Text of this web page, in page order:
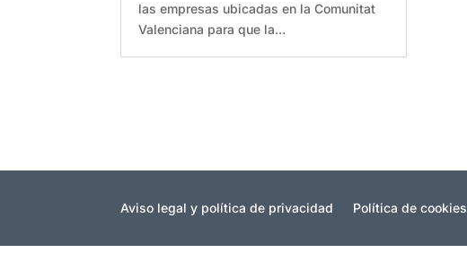
las empresas ubicadas en la Comunitat
Valenciana para que la...
Aviso legal y política de privacidad Política de cookies